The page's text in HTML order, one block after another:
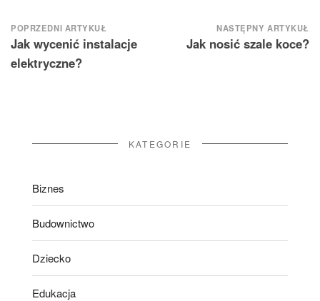
Nawigacja
wpisu
POPRZEDNI ARTYKUŁ
Jak wycenić instalacje
elektryczne?
NASTĘPNY ARTYKUŁ
Jak nosić szale koce?
KATEGORIE
Biznes
Budownictwo
Dziecko
Edukacja